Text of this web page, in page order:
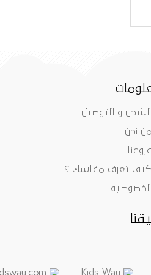
الشحن و التوصيل
من نحن
فروعنا
كيف تعرف مقاسك ؟
الخصوصية